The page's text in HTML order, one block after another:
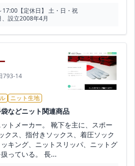
17:00 【定休日】 土・日・祝
、設立2008年4月
793-14
ニット生地
などニット関連商品
トメーカー。 靴下を主に、スポー
クス、指付きソックス、着圧ソック
キング、ニットスリッパ、ニットグ
っている。 長...